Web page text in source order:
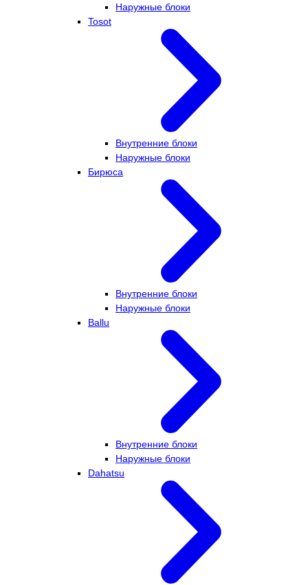
Наружные блоки
Tosot
Внутренние блоки
Наружные блоки
Бирюса
Внутренние блоки
Наружные блоки
Ballu
Внутренние блоки
Наружные блоки
Dahatsu